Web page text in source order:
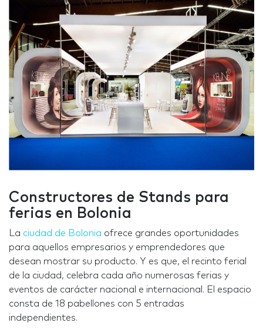
Constructores de Stands para
ferias en Bolonia
La ciudad de Bolonia ofrece grandes oportunidades
para aquellos empresarios y emprendedores que
desean mostrar su producto. Y es que, el recinto ferial
de la ciudad, celebra cada año numerosas ferias y
eventos de carácter nacional e internacional. El espacio
consta de 18 pabellones con 5 entradas
independientes.